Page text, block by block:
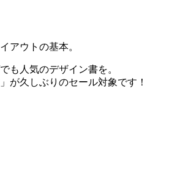
アウトの基本。
も人気のデザイン書を。
が久しぶりのセール対象です！